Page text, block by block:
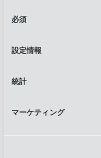
必須
設定情報
統計
マーケティング
4PLロジスティ
ーを利用するメリ
外部委託した物流管
ある。物流パートナ